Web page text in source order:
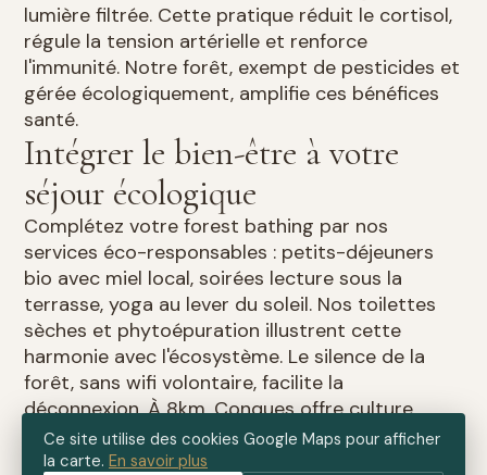
lumière filtrée. Cette pratique réduit le cortisol,
régule la tension artérielle et renforce
l'immunité. Notre forêt, exempt de pesticides et
gérée écologiquement, amplifie ces bénéfices
santé.
Intégrer le bien-être à votre
séjour écologique
Complétez votre forest bathing par nos
services éco-responsables : petits-déjeuners
bio avec miel local, soirées lecture sous la
terrasse, yoga au lever du soleil. Nos toilettes
sèches et phytoépuration illustrent cette
harmonie avec l'écosystème. Le silence de la
forêt, sans wifi volontaire, facilite la
déconnexion. À 8km, Conques offre culture
médiévale ; le reste du temps, c'est la nature qui
vous guide.
Ce site utilise des cookies Google Maps pour afficher
la carte. En savoir plus